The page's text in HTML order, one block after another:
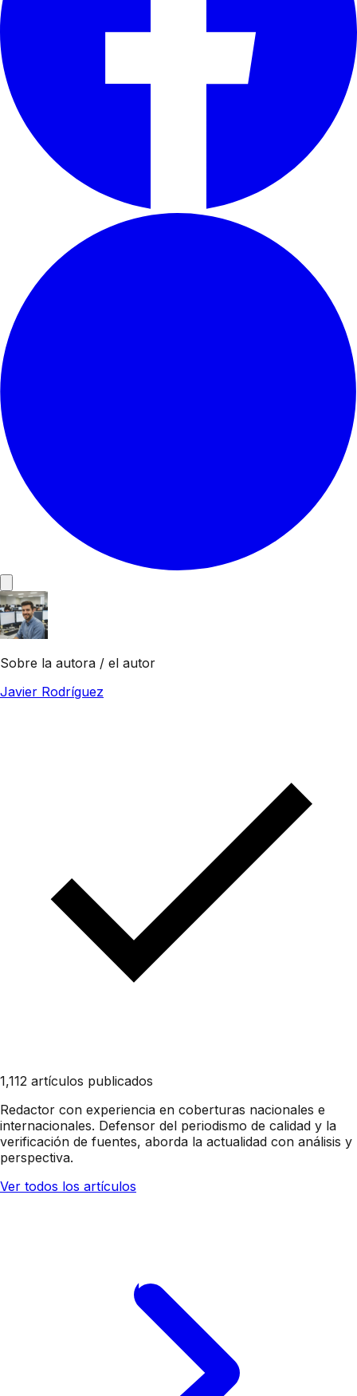
Sobre la autora / el autor
Javier Rodríguez
1,112 artículos publicados
Redactor con experiencia en coberturas nacionales e
internacionales. Defensor del periodismo de calidad y la
verificación de fuentes, aborda la actualidad con análisis y
perspectiva.
Ver todos los artículos